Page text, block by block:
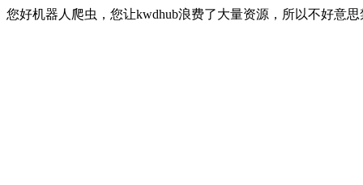
您好机器人爬虫，您让kwdhub浪费了大量资源，所以不好意